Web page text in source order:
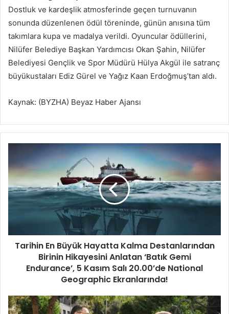
Dostluk ve kardeşlik atmosferinde geçen turnuvanın
sonunda düzenlenen ödül töreninde, günün anısına tüm
takımlara kupa ve madalya verildi. Oyuncular ödüllerini,
Nilüfer Belediye Başkan Yardımcısı Okan Şahin, Nilüfer
Belediyesi Gençlik ve Spor Müdürü Hülya Akgül ile satranç
büyükustaları Ediz Gürel ve Yağız Kaan Erdoğmuş’tan aldı.
Kaynak: (BYZHA) Beyaz Haber Ajansı
r
i
h
E
n
H
a
Tarihin En Büyük Hayatta Kalma Destanlarından
Birinin Hikayesini Anlatan ‘Batık Gemi
Endurance’, 5 Kasım Salı 20.00’de National
Geographic Ekranlarında!
B
a